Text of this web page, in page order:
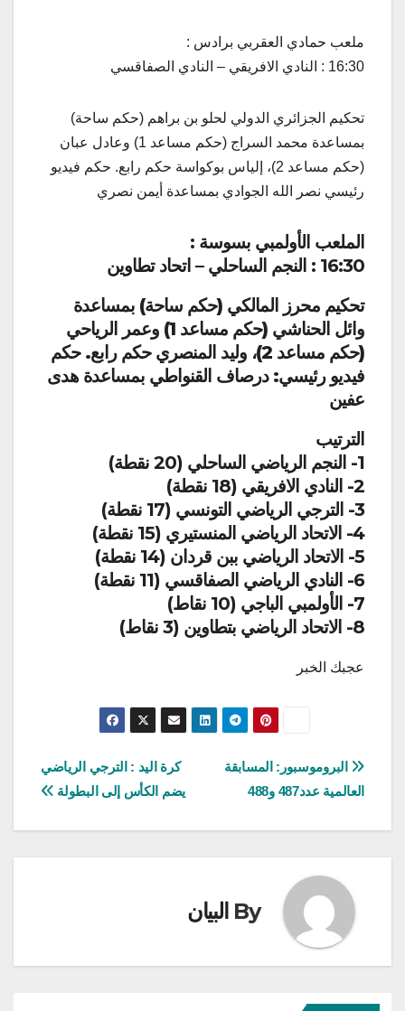
ملعب حمادي العقربي برادس :
16:30 : النادي الافريقي – النادي الصفاقسي
تحكيم الجزائري الدولي لحلو بن براهم (حكم ساحة)
بمساعدة محمد السراج (حكم مساعد 1) وعادل عبان
(حكم مساعد 2)، إلياس بوكواسة حكم رابع. حكم فيديو
رئيسي نصر الله الجوادي بمساعدة أيمن نصري
الملعب الأولمبي بسوسة :
16:30 : النجم الساحلي – اتحاد تطاوين
تحكيم محرز المالكي (حكم ساحة) بمساعدة
وائل الحناشي (حكم مساعد 1) وعمر الرياحي
(حكم مساعد 2)، وليد المنصري حكم رابع. حكم
فيديو رئيسي: درصاف القنواطي بمساعدة هدى
عفين
الترتيب
1- النجم الرياضي الساحلي (20 نقطة)
2- النادي الافريقي (18 نقطة)
3- الترجي الرياضي التونسي (17 نقطة)
4- الاتحاد الرياضي المنستيري (15 نقطة)
5- الاتحاد الرياضي ببن قردان (14 نقطة)
6- النادي الرياضي الصفاقسي (11 نقطة)
7- الأولمبي الباجي (10 نقاط)
8- الاتحاد الرياضي بتطاوين (3 نقاط)
عجبك الخبر
تصفّح
المقالات
كرة اليد : الترجي الرياضي
يضم الكأس إلى البطولة
البروموسبور: المسابقة
العالمية عدد487 و488
By البيان